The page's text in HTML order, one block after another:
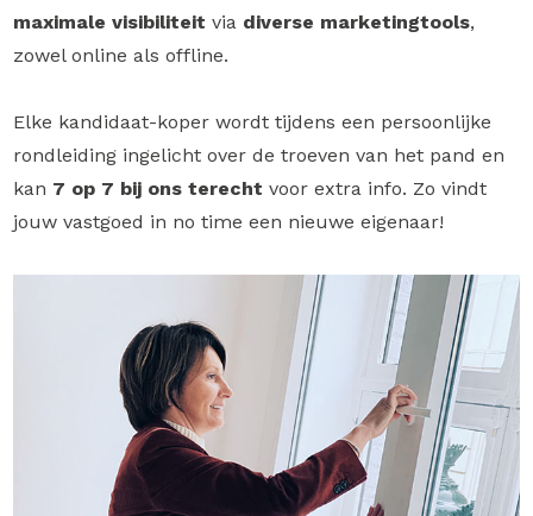
maximale visibiliteit via diverse marketingtools,
zowel online als offline.
Elke kandidaat-koper wordt tijdens een persoonlijke
rondleiding ingelicht over de troeven van het pand en
kan 7 op 7 bij ons terecht voor extra info. Zo vindt
jouw vastgoed in no time een nieuwe eigenaar!